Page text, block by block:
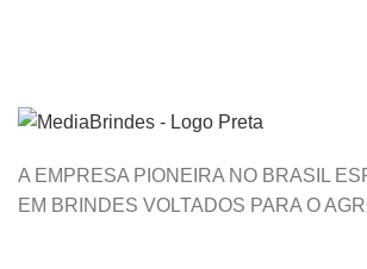
A EMPRESA PIONEIRA NO BRASIL
EM BRINDES VOLTADOS PARA O